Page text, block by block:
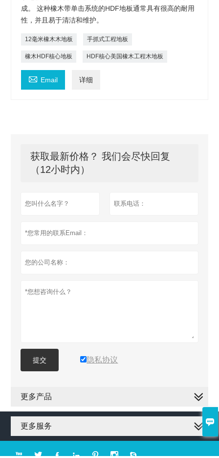

成。 这种橡木带单击系统的HDF地板通常具有很高的耐用
性，并且易于清洁和维护。
12毫米橡木木地板 手抓式工程地板
橡木HDF核心地板 HDF核心美国橡木工程木地板
 Email 详细
获取最新价格？ 我们会尽快回复
（12小时内）
提交 隐私协议
更多产品
更多服务
      